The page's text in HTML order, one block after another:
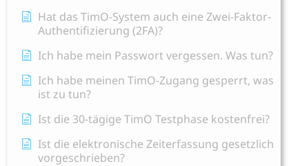
Hat das TimO-System auch eine Zwei-Faktor-
Authentifizierung (2FA)?
Ich habe mein Passwort vergessen. Was tun?
Ich habe meinen TimO-Zugang gesperrt, was
ist zu tun?
Ist die 30-tägige TimO Testphase kostenfrei?
Ist die elektronische Zeiterfassung gesetzlich
vorgeschrieben?